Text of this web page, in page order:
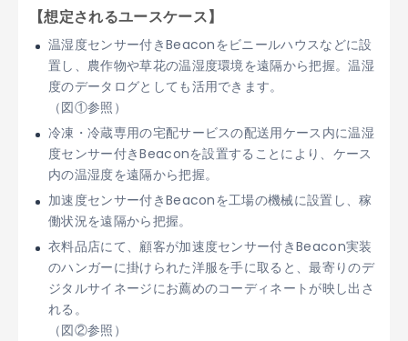
【想定されるユースケース】
温湿度センサー付きBeaconをビニールハウスなどに設
置し、農作物や草花の温湿度環境を遠隔から把握。温湿
度のデータログとしても活用できます。
（図①参照）
冷凍・冷蔵専用の宅配サービスの配送用ケース内に温湿
度センサー付きBeaconを設置することにより、ケース
内の温湿度を遠隔から把握。
加速度センサー付きBeaconを工場の機械に設置し、稼
働状況を遠隔から把握。
衣料品店にて、顧客が加速度センサー付きBeacon実装
のハンガーに掛けられた洋服を手に取ると、最寄りのデ
ジタルサイネージにお薦めのコーディネートが映し出さ
れる。
（図②参照）